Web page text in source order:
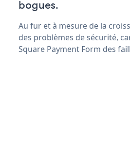
bogues.
Au fur et à mesure de la
des problèmes de sécurité,
Square Payment Form des